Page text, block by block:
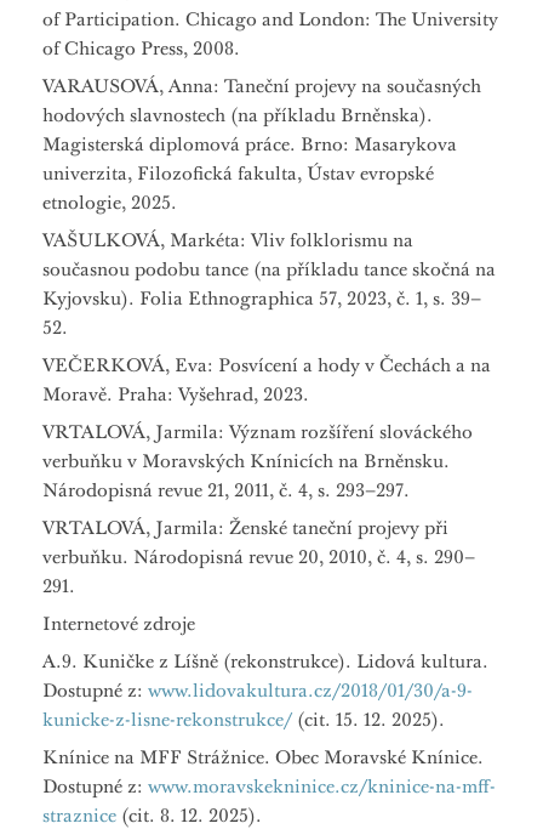
of Participation. Chicago and London: The University
of Chicago Press, 2008.
VARAUSOVÁ, Anna: Taneční projevy na současných
hodových slavnostech (na příkladu Brněnska).
Magisterská diplomová práce. Brno: Masarykova
univerzita, Filozofická fakulta, Ústav evropské
etnologie, 2025.
VAŠULKOVÁ, Markéta: Vliv folklorismu na
současnou podobu tance (na příkladu tance skočná na
Kyjovsku). Folia Ethnographica 57, 2023, č. 1, s. 39–
52.
VEČERKOVÁ, Eva: Posvícení a hody v Čechách a na
Moravě. Praha: Vyšehrad, 2023.
VRTALOVÁ, Jarmila: Význam rozšíření slováckého
verbuňku v Moravských Knínicích na Brněnsku.
Národopisná revue 21, 2011, č. 4, s. 293–297.
VRTALOVÁ, Jarmila: Ženské taneční projevy při
verbuňku. Národopisná revue 20, 2010, č. 4, s. 290–
291.
Internetové zdroje
A.9. Kuničke z Líšně (rekonstrukce). Lidová kultura.
Dostupné z: www.lidovakultura.cz/2018/01/30/a-9-
kunicke-z-lisne-rekonstrukce/ (cit. 15. 12. 2025).
Knínice na MFF Strážnice. Obec Moravské Knínice.
Dostupné z: www.moravskekninice.cz/kninice-na-mff-
straznice (cit. 8. 12. 2025).